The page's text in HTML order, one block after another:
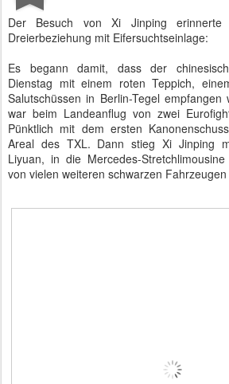
Der Besuch von Xi Jinping
Dreierbeziehung mit Eifersuchtseinlage:
Es begann damit, dass der
Dienstag mit einem roten Teppich,
Salutschüssen in Berlin-Tegel
war beim Landeanflug von zwei
Pünktlich mit dem ersten
Areal des TXL. Dann stieg Xi Jinping
Liyuan, in die Mercedes-
von vielen weiteren schwarzen Fahrzeugen